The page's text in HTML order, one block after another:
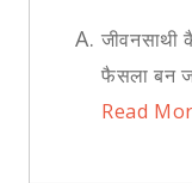
A. जीवनसाथी
फैसला बन
Read